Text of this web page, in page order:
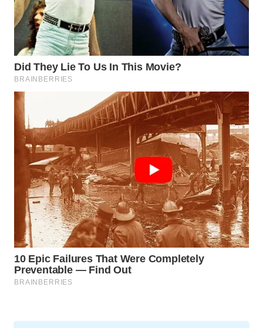
SPORT
WAHANA
UMKM
WAHANA
WAHANA
PERSONA
WAHANA
OTOMOTIF
WAHANA
HEALTH
WAHANA
DESA
WISATA
WAHANA